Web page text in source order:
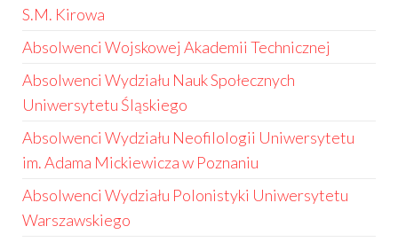
S.M. Kirowa
Absolwenci Wojskowej Akademii Technicznej
Absolwenci Wydziału Nauk Społecznych
Uniwersytetu Śląskiego
Absolwenci Wydziału Neofilologii Uniwersytetu
im. Adama Mickiewicza w Poznaniu
Absolwenci Wydziału Polonistyki Uniwersytetu
Warszawskiego